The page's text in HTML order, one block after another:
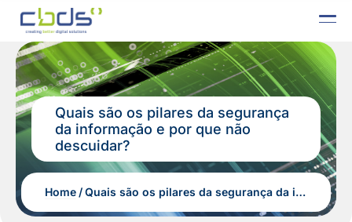
Quais são os pilares da segurança
da informação e por que não
descuidar?
Home Quais são os pilares da segurança da informação e por que não descuidar?